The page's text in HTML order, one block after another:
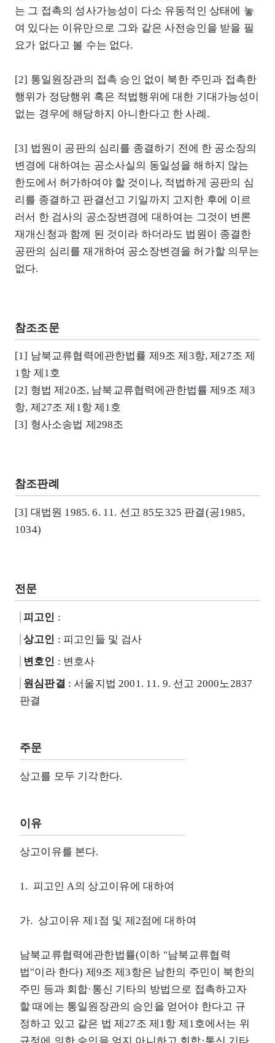
는 그 접촉의 성사가능성이 다소 유동적인 상태에 놓
여 있다는 이유만으로 그와 같은 사전승인을 받을 필
요가 없다고 볼 수는 없다.
[2] 통일원장관의 접촉 승인 없이 북한 주민과 접촉한
행위가 정당행위 혹은 적법행위에 대한 기대가능성이
없는 경우에 해당하지 아니한다고 한 사례.
[3] 법원이 공판의 심리를 종결하기 전에 한 공소장의
변경에 대하여는 공소사실의 동일성을 해하지 않는
한도에서 허가하여야 할 것이나, 적법하게 공판의 심
리를 종결하고 판결선고 기일까지 고지한 후에 이르
러서 한 검사의 공소장변경에 대하여는 그것이 변론
재개신청과 함께 된 것이라 하더라도 법원이 종결한
공판의 심리를 재개하여 공소장변경을 허가할 의무는
없다.
참조조문
[1] 남북교류협력에관한법률 제9조 제3항, 제27조 제
1항 제1호
[2] 형법 제20조, 남북교류협력에관한법률 제9조 제3
항, 제27조 제1항 제1호
[3] 형사소송법 제298조
참조판례
[3] 대법원 1985. 6. 11. 선고 85도325 판결(공1985,
1034)
전문
피고인 :
상고인 : 피고인들 및 검사
변호인 : 변호사
원심판결 : 서울지법 2001. 11. 9. 선고 2000노2837
판결
주문
상고를 모두 기각한다.
이유
상고이유를 본다.
1. 피고인 A의 상고이유에 대하여
가. 상고이유 제1점 및 제2점에 대하여
남북교류협력에관한법률(이하 "남북교류협력
법"이라 한다) 제9조 제3항은 남한의 주민이 북한의
주민 등과 회합·통신 기타의 방법으로 접촉하고자
할 때에는 통일원장관의 승인을 얻어야 한다고 규
정하고 있고 같은 법 제27조 제1항 제1호에서는 위
규정에 의한 승인을 얻지 아니하고 회합·통신 기타